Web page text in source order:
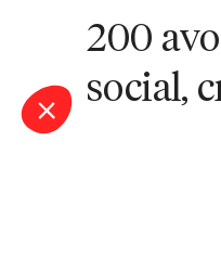
200
social,